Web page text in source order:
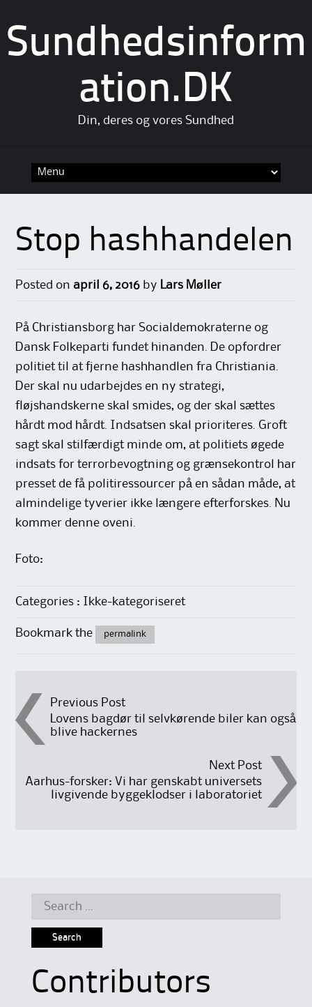
Sundhedsinform
ation.DK
Din, deres og vores Sundhed
Stop hashhandelen
Posted on april 6, 2016 by Lars Møller
På Christiansborg har Socialdemokraterne og
Dansk Folkeparti fundet hinanden. De opfordrer
politiet til at fjerne hashhandlen fra Christiania.
Der skal nu udarbejdes en ny strategi,
fløjshandskerne skal smides, og der skal sættes
hårdt mod hårdt. Indsatsen skal prioriteres. Groft
sagt skal stilfærdigt minde om, at politiets øgede
indsats for terrorbevogtning og grænsekontrol har
presset de få politiressourcer på en sådan måde, at
almindelige tyverier ikke længere efterforskes. Nu
kommer denne oveni.
Foto:
Categories : Ikke-kategoriseret
Bookmark the permalink
Post
navigation
Previous Post
Lovens bagdør til selvkørende biler kan også
blive hackernes
Next Post
Aarhus-forsker: Vi har genskabt universets
livgivende byggeklodser i laboratoriet
Search
Contributors